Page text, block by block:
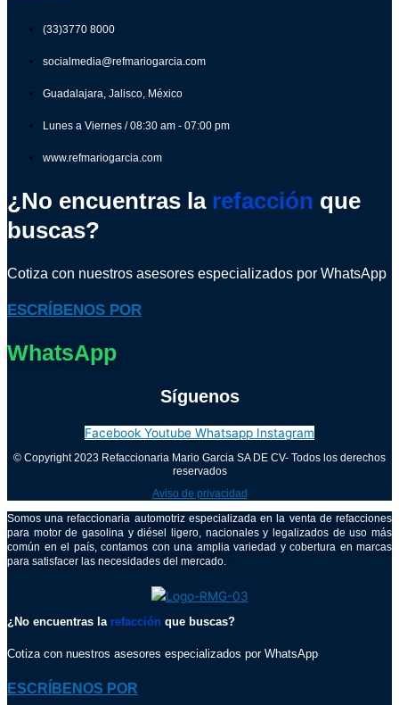
(33)3770 8000
socialmedia@refmariogarcia.com
Guadalajara, Jalisco, México
Lunes a Viernes / 08:30 am - 07:00 pm
www.refmariogarcia.com
¿No encuentras la refacción que
buscas?
Cotiza con nuestros asesores especializados por WhatsApp
ESCRÍBENOS POR
WhatsApp
Síguenos
Facebook Youtube Whatsapp Instagram
© Copyright 2023 Refaccionaria Mario Garcia SA DE CV- Todos los derechos
reservados
Aviso de privacidad
Somos una refaccionaria automotriz especializada en la venta de refacciones
para motor de gasolina y diésel ligero, nacionales y legalizados de uso más
común en el país, contamos con una amplia variedad y cobertura en marcas
para satisfacer las necesidades del mercado.
¿No encuentras la refacción que buscas?
Cotiza con nuestros asesores especializados por WhatsApp
ESCRÍBENOS POR